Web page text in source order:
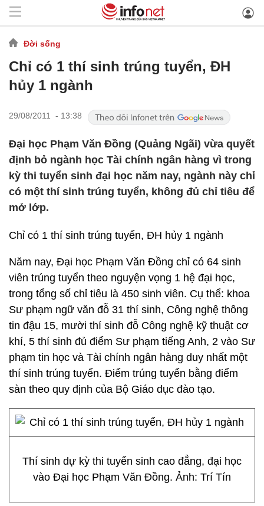
Đời sống
Chỉ có 1 thí sinh trúng tuyển, ĐH
hủy 1 ngành
29/08/2011 - 13:38
Đại học Phạm Văn Đồng (Quảng Ngãi) vừa quyết
định bỏ ngành học Tài chính ngân hàng vì trong
kỳ thi tuyển sinh đại học năm nay, ngành này chỉ
có một thí sinh trúng tuyển, không đủ chỉ tiêu để
mở lớp.
Chỉ có 1 thí sinh trúng tuyển, ĐH hủy 1 ngành
Năm nay, Đại học Phạm Văn Đồng chỉ có 64 sinh
viên trúng tuyển theo nguyện vọng 1 hệ đại học,
trong tổng số chỉ tiêu là 450 sinh viên. Cụ thể: khoa
Sư phạm ngữ văn đỗ 31 thí sinh, Công nghệ thông
tin đậu 15, mười thí sinh đỗ Công nghệ kỹ thuật cơ
khí, 5 thí sinh đủ điểm Sư phạm tiếng Anh, 2 vào Sư
phạm tin học và Tài chính ngân hàng duy nhất một
thí sinh trúng tuyển. Điểm trúng tuyển bằng điểm
sàn theo quy định của Bộ Giáo dục đào tạo.
Thí sinh dự kỳ thi tuyển sinh cao đẳng, đại học
vào Đại học Phạm Văn Đồng. Ảnh: Trí Tín